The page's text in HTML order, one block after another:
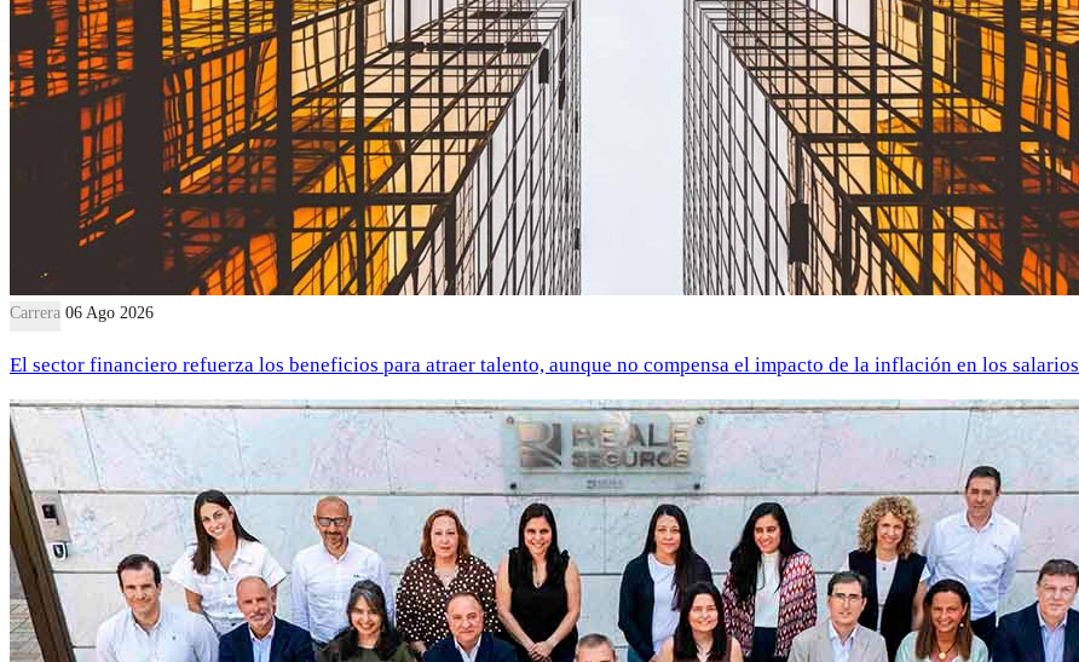
Carrera 06 Ago 2026
El sector financiero refuerza los beneficios para atraer talento, aunque no compensa el impacto de la inflación en los salarios